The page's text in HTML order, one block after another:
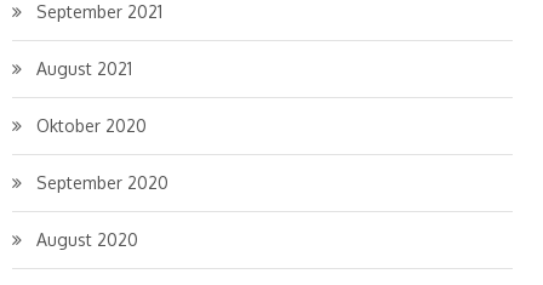
September 2021
August 2021
Oktober 2020
September 2020
August 2020